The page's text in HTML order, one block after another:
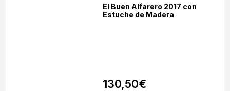
El Buen Alfarero 2017 con
Estuche de Madera
130,50€